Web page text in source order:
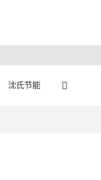
沈氏节能